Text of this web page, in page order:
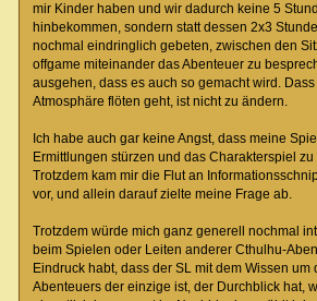
mir Kinder haben und wir dadurch keine 5
hinbekommen, sondern statt dessen 2x3
nochmal eindringlich gebeten, zwischen den
offgame miteinander das Abenteuer zu
ausgehen, dass es auch so gemacht wird.
Atmosphäre flöten geht, ist nicht zu ändern.
Ich habe auch gar keine Angst, dass meine
Ermittlungen stürzen und das Charakterspiel zu
Trotzdem kam mir die Flut an
vor, und allein darauf zielte meine Frage ab.
Trotzdem würde mich ganz generell nochmal
beim Spielen oder Leiten anderer Cthulhu-
Eindruck habt, dass der SL mit dem Wissen
Abenteuers der einzige ist, der Durchblick hat,